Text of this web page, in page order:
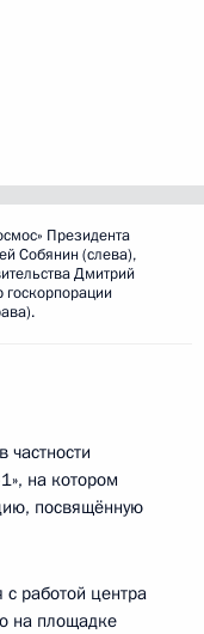
Президента
Собянин (слева),
Дмитрий
госкорпорации
частности
на котором
посвящённую
с работой центра
на площадке